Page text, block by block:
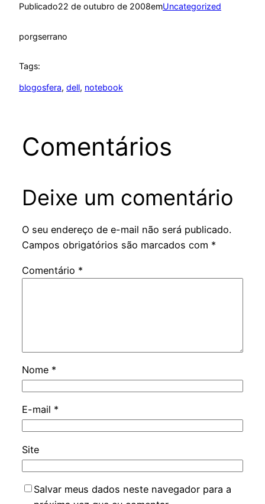
Publicado22 de outubro de 2008emUncategorized
porgserrano
Tags:
blogosfera, dell, notebook
Comentários
Deixe um comentário
O seu endereço de e-mail não será publicado.
Campos obrigatórios são marcados com *
Comentário *
Nome *
E-mail *
Site
Salvar meus dados neste navegador para a